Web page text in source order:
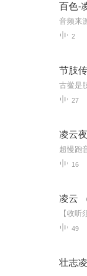
百色-
2
节肢
27
凌云
超慢跑
16
凌云
49
壮志